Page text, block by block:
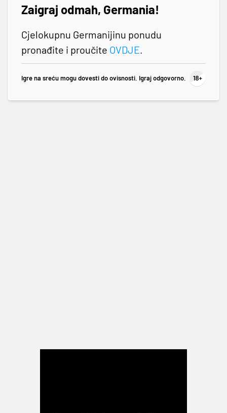
Zaigraj odmah, Germania!
Cjelokupnu Germanijinu ponudu
pronađite i proučite OVDJE.
Igre na sreću mogu dovesti do ovisnosti. Igraj odgovorno.